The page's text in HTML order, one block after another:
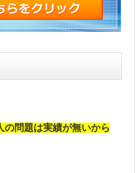
の問題は実績が無いから